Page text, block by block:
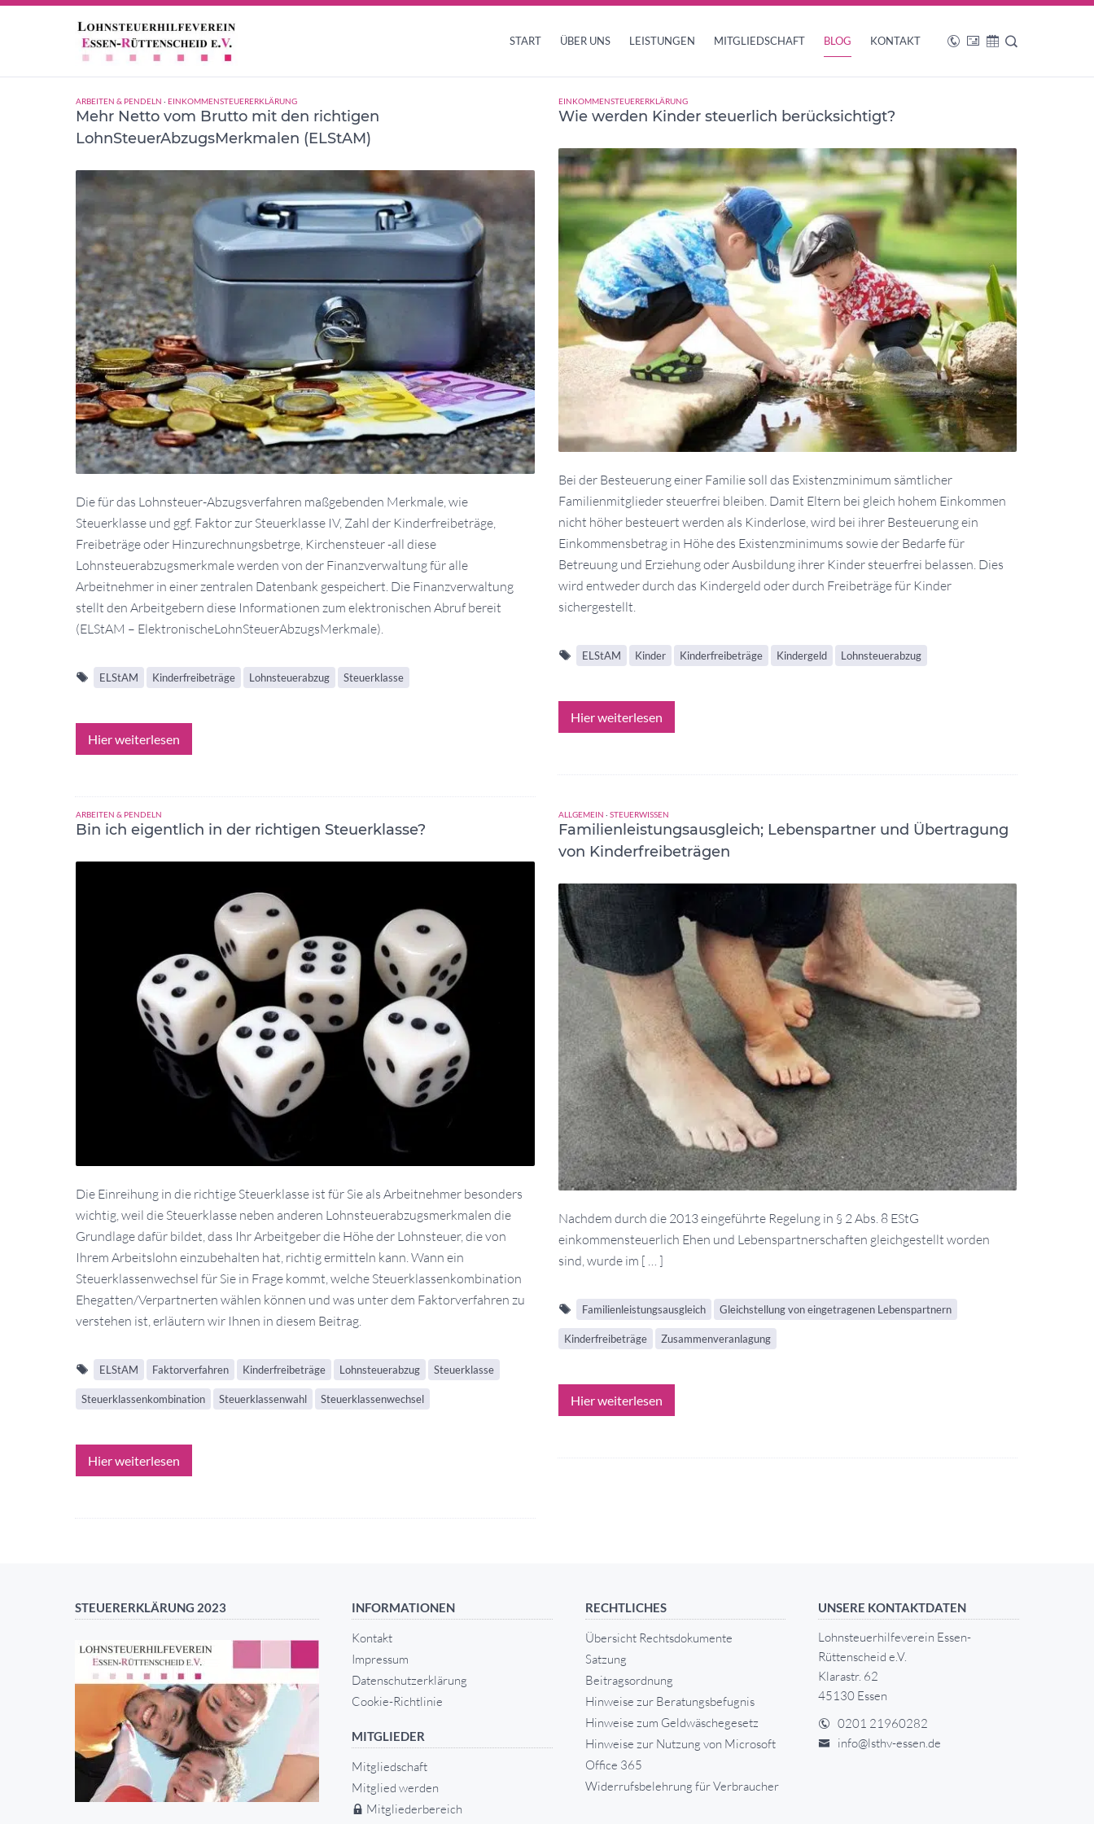
START ÜBER UNS LEISTUNGEN MITGLIEDSCHAFT BLOG KONTAKT
Kinderfreibeträge
ARBEITEN & PENDELN · EINKOMMENSTEUERERKLÄRUNG
Mehr Netto vom Brutto mit den richtigen
LohnSteuerAbzugsMerkmalen (ELStAM)
Die für das Lohnsteuer-Abzugsverfahren maßgebenden Merkmale, wie
Steuerklasse und ggf. Faktor zur Steuerklasse IV, Zahl der Kinderfreibeträge,
Freibeträge oder Hinzurechnungsbetrge, Kirchensteuer -all diese
Lohnsteuerabzugsmerkmale werden von der Finanzverwaltung für alle
Arbeitnehmer in einer zentralen Datenbank gespeichert. Die Finanzverwaltung
stellt den Arbeitgebern diese Informationen zum elektronischen Abruf bereit
(ELStAM – ElektronischeLohnSteuerAbzugsMerkmale).
ELStAM Kinderfreibeträge Lohnsteuerabzug Steuerklasse
Hier weiterlesen
EINKOMMENSTEUERERKLÄRUNG
Wie werden Kinder steuerlich berücksichtigt?
Bei der Besteuerung einer Familie soll das Existenzminimum sämtlicher
Familienmitglieder steuerfrei bleiben. Damit Eltern bei gleich hohem Einkommen
nicht höher besteuert werden als Kinderlose, wird bei ihrer Besteuerung ein
Einkommensbetrag in Höhe des Existenzminimums sowie der Bedarfe für
Betreuung und Erziehung oder Ausbildung ihrer Kinder steuerfrei belassen. Dies
wird entweder durch das Kindergeld oder durch Freibeträge für Kinder
sichergestellt.
ELStAM Kinder Kinderfreibeträge Kindergeld Lohnsteuerabzug
Hier weiterlesen
ARBEITEN & PENDELN
Bin ich eigentlich in der richtigen Steuerklasse?
Die Einreihung in die richtige Steuerklasse ist für Sie als Arbeitnehmer besonders
wichtig, weil die Steuerklasse neben anderen Lohnsteuerabzugsmerkmalen die
Grundlage dafür bildet, dass Ihr Arbeitgeber die Höhe der Lohnsteuer, die von
Ihrem Arbeitslohn einzubehalten hat, richtig ermitteln kann. Wann ein
Steuerklassenwechsel für Sie in Frage kommt, welche Steuerklassenkombination
Ehegatten/Verpartnerten wählen können und was unter dem Faktorverfahren zu
verstehen ist, erläutern wir Ihnen in diesem Beitrag.
ELStAM Faktorverfahren Kinderfreibeträge Lohnsteuerabzug Steuerklasse
Steuerklassenkombination Steuerklassenwahl Steuerklassenwechsel
Hier weiterlesen
ALLGEMEIN · STEUERWISSEN
Familienleistungsausgleich; Lebenspartner und Übertragung
von Kinderfreibeträgen
Nachdem durch die 2013 eingeführte Regelung in § 2 Abs. 8 EStG
einkommensteuerlich Ehen und Lebenspartnerschaften gleichgestellt worden
sind, wurde im [ … ]
Familienleistungsausgleich Gleichstellung von eingetragenen Lebenspartnern
Kinderfreibeträge Zusammenveranlagung
Hier weiterlesen
STEUERERKLÄRUNG 2023 INFORMATIONEN
Kontakt
Impressum
Datenschutzerklärung
Cookie-Richtlinie
MITGLIEDER
Mitgliedschaft
Mitglied werden
Mitgliederbereich
RECHTLICHES
Übersicht Rechtsdokumente
Satzung
Beitragsordnung
Hinweise zur Beratungsbefugnis
Hinweise zum Geldwäschegesetz
Hinweise zur Nutzung von Microsoft
Office 365
Widerrufsbelehrung für Verbraucher
UNSERE KONTAKTDATEN
Lohnsteuerhilfeverein Essen-
Rüttenscheid e.V.
Klarastr. 62
45130 Essen
0201 21960282
info@lsthv-essen.de